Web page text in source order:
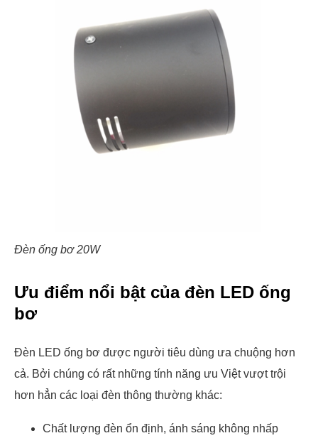
Đèn ống bơ 20W
Ưu điểm nổi bật của đèn LED ống
bơ
Đèn LED ống bơ được người tiêu dùng ưa chuộng hơn
cả. Bởi chúng có rất những tính năng ưu Việt vượt trội
hơn hẳn các loại đèn thông thường khác:
Chất lượng đèn ổn định, ánh sáng không nhấp